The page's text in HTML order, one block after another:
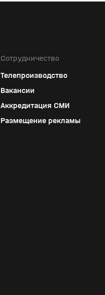
Сотрудничество
Телепроизводство
Вакансии
Аккредитация СМИ
Размещение рекламы